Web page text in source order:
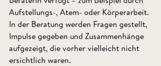
Aufstellungs-, Atem- oder Körperarbeit.
In der Beratung werden Fragen gestellt,
Impulse gegeben und Zusammenhänge
aufgezeigt, die vorher vielleicht nicht
ersichtlich waren.